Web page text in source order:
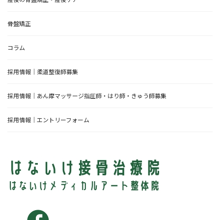
骨盤矯正
コラム
採用情報｜柔道整復師募集
採用情報｜あん摩マッサージ指圧師・はり師・きゅう師募集
採用情報｜エントリーフォーム